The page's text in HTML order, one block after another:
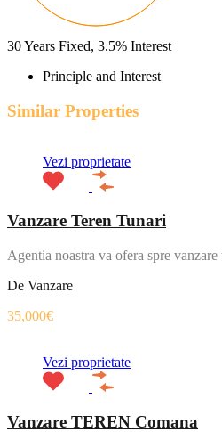
30Years Fixed, 3.5% Interest
Principle and Interest
Similar Properties
Vezi proprietate
Vanzare Teren Tunari
Agentia noastra va ofera spre
De Vanzare
35,000€
Vezi proprietate
Vanzare TEREN Comana